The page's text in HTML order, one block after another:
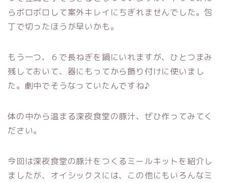
らボロボロして案外キレイにちぎれませんでした。包
丁で切ったほうが早いかも。
もう一つ、６で長ねぎを鍋にいれますが、ひとつまみ
残しておいて、器にもってから飾り付けに使いまし
た。劇中でそうなっていたんですね♪
体の中から温まる深夜食堂の豚汁、ぜひ作ってみてく
ださい。
今回は深夜食堂の豚汁をつくるミールキットを紹介し
ましたが、オイシックスには、この他にもいろんなミ